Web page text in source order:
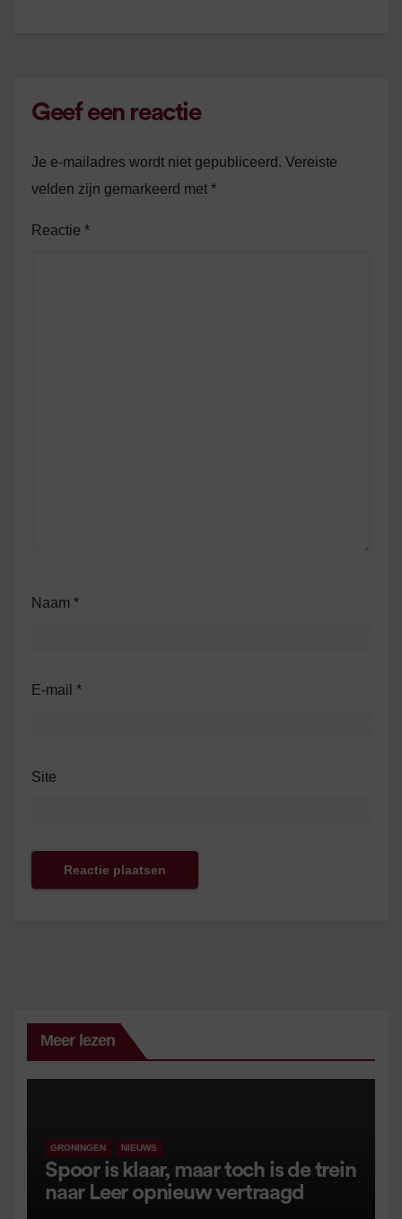
Geef een reactie
Je e-mailadres wordt niet gepubliceerd. Vereiste
velden zijn gemarkeerd met *
Reactie *
Naam *
E-mail *
Site
Meer lezen
GRONINGEN NIEUWS
Spoor is klaar, maar toch is de trein
naar Leer opnieuw vertraagd